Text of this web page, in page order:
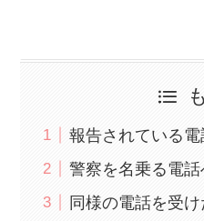
報告されている
警察を名乗る電
同様の電話を受